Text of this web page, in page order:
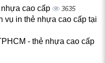
nhựa cao cấp 3635
vụ in thẻ nhựa cao cấp tại
- thẻ nhựa cao cấp